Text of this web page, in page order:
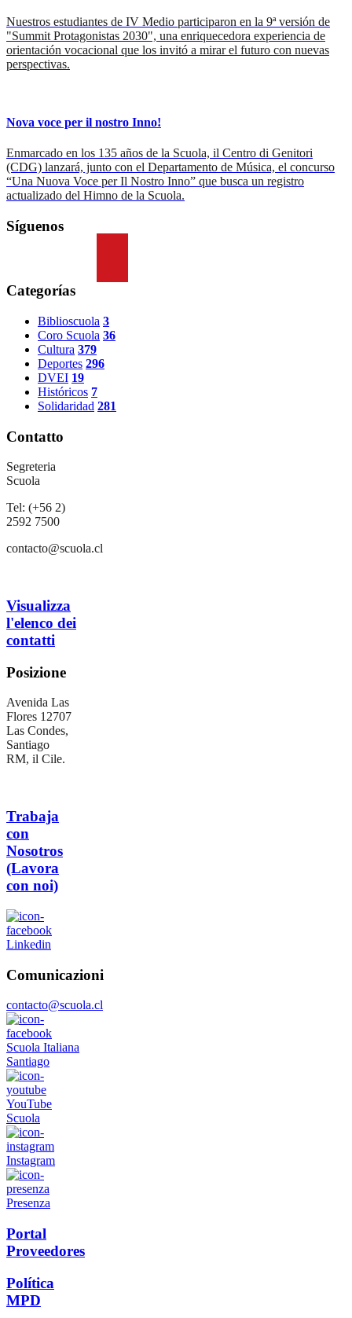
Nuestros estudiantes de IV Medio participaron en la 9ª versión de
"Summit Protagonistas 2030", una enriquecedora experiencia de
orientación vocacional que los invitó a mirar el futuro con nuevas
perspectivas.
Nova voce per il nostro Inno!
Enmarcado en los 135 años de la Scuola, il Centro di Genitori
(CDG) lanzará, junto con el Departamento de Música, el concurso
“Una Nuova Voce per Il Nostro Inno” que busca un registro
actualizado del Himno de la Scuola.
Síguenos
Categorías
Biblioscuola 3
Coro Scuola 36
Cultura 379
Deportes 296
DVEI 19
Históricos 7
Solidaridad 281
Contatto
Segreteria
Scuola
Tel: (+56 2)
2592 7500
contacto@scuola.cl
Visualizza
l'elenco dei
contatti
Posizione
Avenida Las
Flores 12707
Las Condes,
Santiago
RM, il Cile.
Trabaja
con
Nosotros
(Lavora
con noi)
Linkedin
Comunicazioni
contacto@scuola.cl
Scuola Italiana
Santiago
YouTube
Scuola
Instagram
Presenza
Portal
Proveedores
Política
MPD